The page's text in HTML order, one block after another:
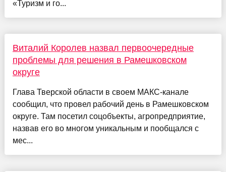
«Туризм и го...
Виталий Королев назвал первоочередные
проблемы для решения в Рамешковском
округе
Глава Тверской области в своем МАКС-канале
сообщил, что провел рабочий день в Рамешковском
округе. Там посетил соцобъекты, агропредприятие,
назвав его во многом уникальным и пообщался с
мес...